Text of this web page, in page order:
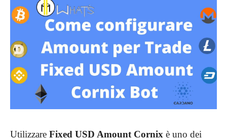
Utilizzare Fixed USD Amount Cornix è uno dei